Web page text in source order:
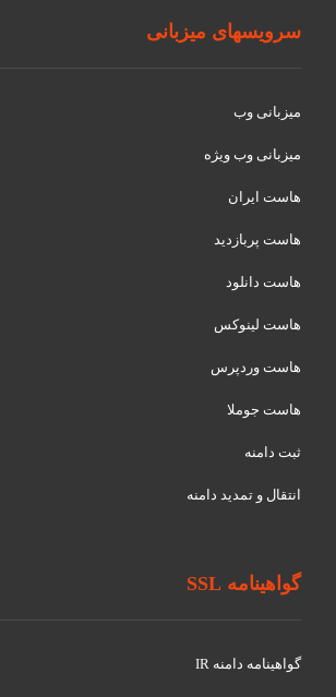
سرویسهای میزبانی
میزبانی وب
میزبانی وب ویژه
هاست ایران
هاست پربازدید
هاست دانلود
هاست لینوکس
هاست وردپرس
هاست جوملا
ثبت دامنه
انتقال و تمدید دامنه
گواهینامه SSL
گواهينامه دامنه IR